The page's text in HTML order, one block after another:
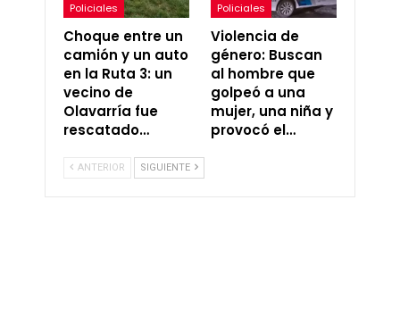
Policiales
Choque entre un
camión y un auto
en la Ruta 3: un
vecino de
Olavarría fue
rescatado…
Policiales
Violencia de
género: Buscan
al hombre que
golpeó a una
mujer, una niña y
provocó el…
ANTERIOR SIGUIENTE